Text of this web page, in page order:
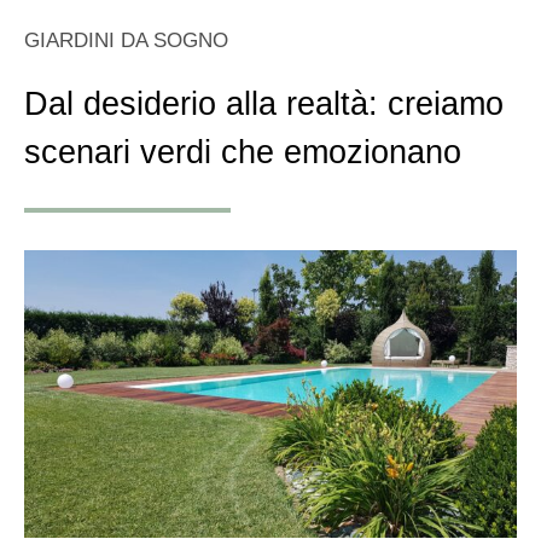
GIARDINI DA SOGNO
Dal desiderio alla realtà: creiamo
scenari verdi che emozionano